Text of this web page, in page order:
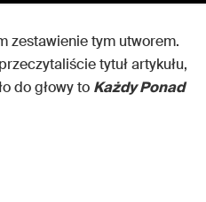
zestawienie tym utworem.
tytuł artykułu,
do głowy to Każdy Ponad